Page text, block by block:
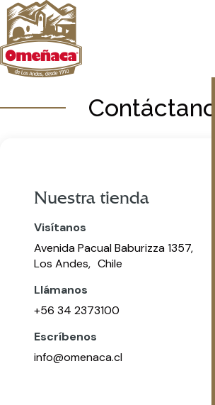
Contáctanos
Nuestra tienda
Visítanos
Avenida Pacual Baburizza 1357,
Los Andes, Chile
Llámanos
+56 34 2373100
Escríbenos
info@omenaca.cl